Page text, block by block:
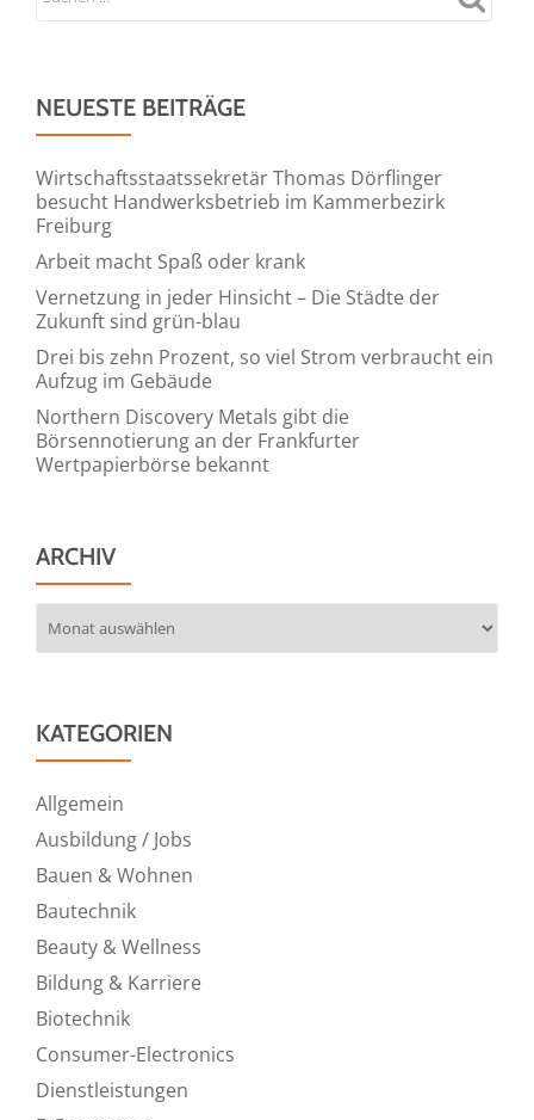
NEUESTE BEITRÄGE
Wirtschaftsstaatssekretär Thomas Dörflinger
besucht Handwerksbetrieb im Kammerbezirk
Freiburg
Arbeit macht Spaß oder krank
Vernetzung in jeder Hinsicht – Die Städte der
Zukunft sind grün-blau
Drei bis zehn Prozent, so viel Strom verbraucht ein
Aufzug im Gebäude
Northern Discovery Metals gibt die
Börsennotierung an der Frankfurter
Wertpapierbörse bekannt
ARCHIV
KATEGORIEN
Allgemein
Ausbildung / Jobs
Bauen & Wohnen
Bautechnik
Beauty & Wellness
Bildung & Karriere
Biotechnik
Consumer-Electronics
Dienstleistungen